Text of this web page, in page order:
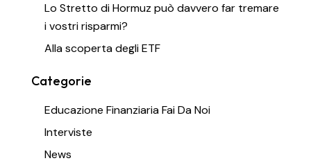
Lo Stretto di Hormuz può davvero far tremare
i vostri risparmi?
Alla scoperta degli ETF
Categorie
Educazione Finanziaria Fai Da Noi
Interviste
News